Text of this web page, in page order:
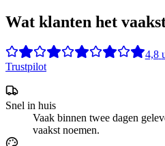
Wat klanten het
4,8
Trustpilot
Snel in huis
Vaak binnen twee dagen
vaakst noemen.